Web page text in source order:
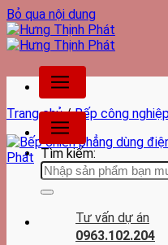
Bỏ qua nội dung
Tìm kiếm:
Tư vấn dự án
0963.102.204
Trang chủ / Bếp công